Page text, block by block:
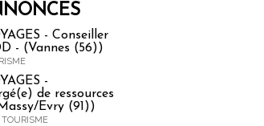
- Conseiller
- (Vannes (56))
-
de ressources
Evry (91))